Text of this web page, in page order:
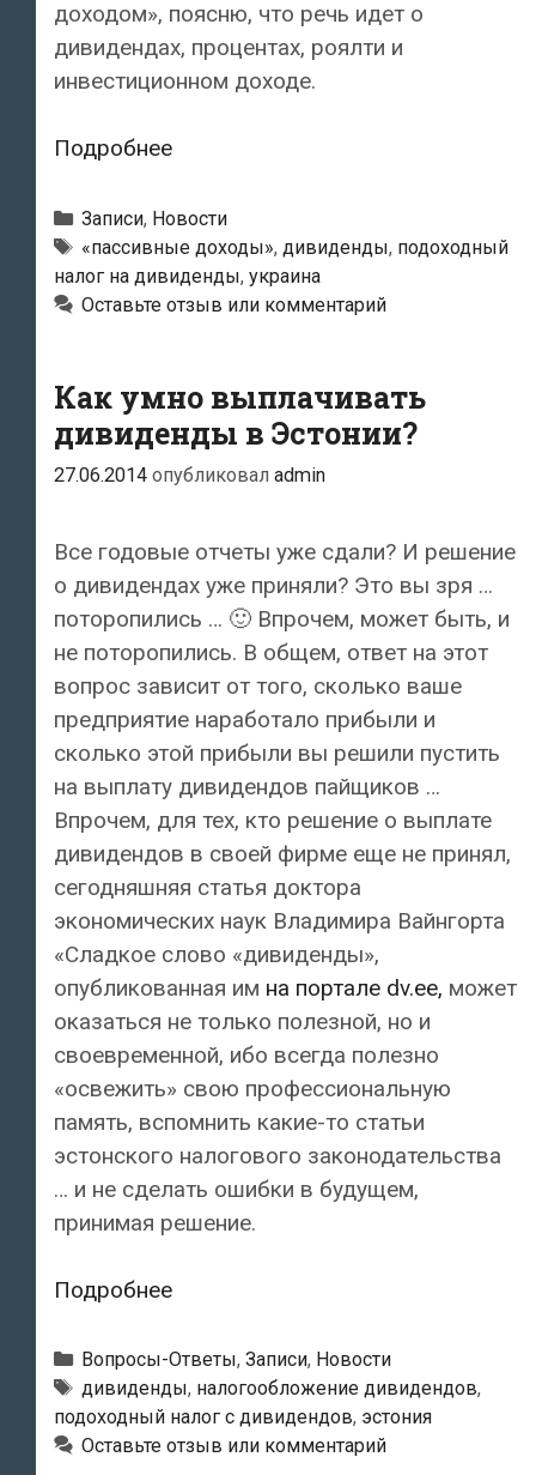
доходом», поясню, что речь идет о
дивидендах, процентах, роялти и
инвестиционном доходе.
ПодробнееНа
ввели
прогрессивную
шкалу
налога
дивидендов
Рубрики
Записи, Новости
Метки
«пассивные доходы», дивиденды, подоходный
налог на дивиденды, украина
Оставьте отзыв или комментарий
Как умно выплачивать
дивиденды в Эстонии?
27.06.2014 опубликовал admin
Все годовые отчеты уже сдали? И решение
о дивидендах уже приняли? Это вы зря …
поторопились … 🙂 Впрочем, может быть, и
не поторопились. В общем, ответ на этот
вопрос зависит от того, сколько ваше
предприятие наработало прибыли и
сколько этой прибыли вы решили пустить
на выплату дивидендов пайщиков …
Впрочем, для тех, кто решение о выплате
дивидендов в своей фирме еще не принял,
сегодняшняя статья доктора
экономических наук Владимира Вайнгорта
«Сладкое слово «дивиденды»,
опубликованная им на портале dv.ee, может
оказаться не только полезной, но и
своевременной, ибо всегда полезно
«освежить» свою профессиональную
память, вспомнить какие-то статьи
эстонского налогового законодательства
… и не сделать ошибки в будущем,
принимая решение.
ПодробнееКак
выплачивать
дивиденды
в
Эстонии?
Рубрики
Вопросы-Ответы, Записи, Новости
Метки
дивиденды, налогообложение дивидендов,
подоходный налог с дивидендов, эстония
Оставьте отзыв или комментарий